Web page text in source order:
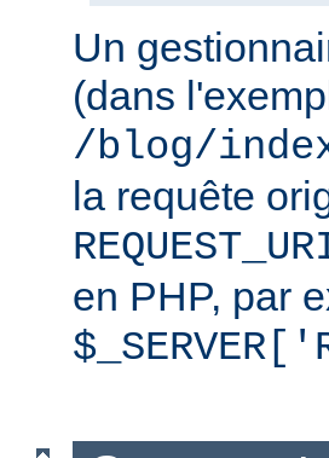
Un
(dans
/blog/
la requête
en PHP, par